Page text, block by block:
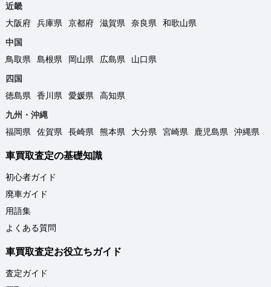
近畿
大阪府
兵庫県 京都府 滋賀県 奈良県
和歌山県
中国
鳥取県
島根県 岡山県 広島県
山口県
四国
徳島県
香川県 愛媛県
高知県
九州・沖縄
福岡県
佐賀県 長崎県 熊本県 大分県 宮崎県 鹿児島県 沖縄県
車買取査定の基礎知識
初心者ガイド
廃車ガイド
用語集
よくある質問
車買取査定お役立ちガイド
査定ガイド